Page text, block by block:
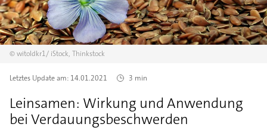
©witoldkr1/ iStock, Thinkstock
Letztes Update am: 14.01.2021 3 min
Leinsamen: Wirkung und Anwendung
bei Verdauungsbeschwerden